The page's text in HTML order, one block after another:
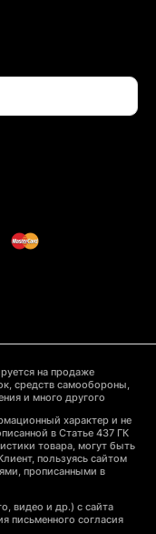
на продаже
средств самообороны,
и много другого
характер и не
в Статье 437 ГК
товара, могут быть
пользуясь сайтом
прописанными в
видео и др.) с сайта
письменного согласия